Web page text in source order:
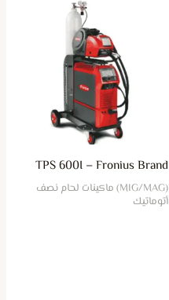
TPS 600I – Fronius Brand
(MIG/MAG) ماكينات لحام نصف
أتوماتيك